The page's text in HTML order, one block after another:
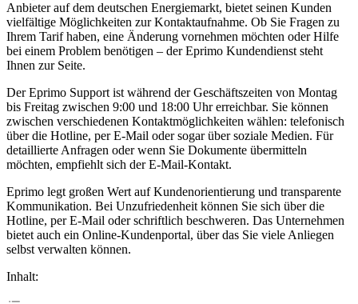
Anbieter auf dem deutschen Energiemarkt, bietet seinen Kunden
vielfältige Möglichkeiten zur Kontaktaufnahme. Ob Sie Fragen zu
Ihrem Tarif haben, eine Änderung vornehmen möchten oder Hilfe
bei einem Problem benötigen – der Eprimo Kundendienst steht
Ihnen zur Seite.
Der Eprimo Support ist während der Geschäftszeiten von Montag
bis Freitag zwischen 9:00 und 18:00 Uhr erreichbar. Sie können
zwischen verschiedenen Kontaktmöglichkeiten wählen: telefonisch
über die Hotline, per E-Mail oder sogar über soziale Medien. Für
detaillierte Anfragen oder wenn Sie Dokumente übermitteln
möchten, empfiehlt sich der E-Mail-Kontakt.
Eprimo legt großen Wert auf Kundenorientierung und transparente
Kommunikation. Bei Unzufriedenheit können Sie sich über die
Hotline, per E-Mail oder schriftlich beschweren. Das Unternehmen
bietet auch ein Online-Kundenportal, über das Sie viele Anliegen
selbst verwalten können.
Inhalt: